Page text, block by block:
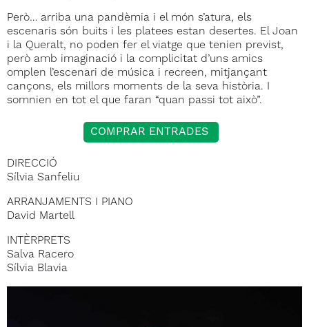
Però… arriba una pandèmia i el món s’atura, els
escenaris són buits i les platees estan desertes. El Joan
i la Queralt, no poden fer el viatge que tenien previst,
però amb imaginació i la complicitat d’uns amics
omplen l’escenari de música i recreen, mitjançant
cançons, els millors moments de la seva història. I
somnien en tot el que faran “quan passi tot això”.
COMPRAR ENTRADES
​DIRECCIÓ
Sílvia Sanfeliu
ARRANJAMENTS I PIANO
David Martell
INTÈRPRETS
Salva Racero
Sílvia Blavia